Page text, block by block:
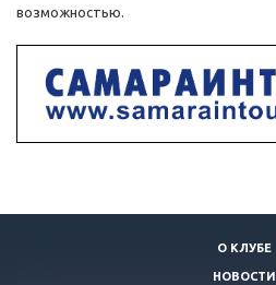
возможностью.
О КЛУБЕ
НОВОСТИ